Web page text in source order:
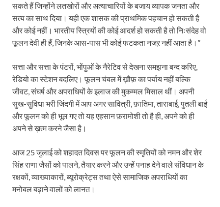
सकते हैं जिन्होंने लतखोरों और अत्याचारियों के बजाय व्यापक जनता और
सत्य का साथ दिया। यही एक शासक की प्राथमिक पहचान हो सकती है
और कोई नहीं। भारतीय स्त्रियों की कोई आदर्श हो सकती है तो निःसंदेह वो
फूलन देवी ही हैं, जिनके आस-पास भी कोई फटकता नजऱ नहीं आता है।”
सत्ता और सत्ता के पंटरों, भोंपुओं के नैरेटिव से देखना समझना बन्द करिए,
रेडियो का स्टेशन बदलिए। फूलन चंबल में ख़ौफ़ का पर्याय नहीं बल्कि
जीवट, संघर्ष और अपराधियों के इलाज की मुकम्मल मिसाल थीं। अपनी
सुख-सुविधा भरी जिंदगी में आप अगर सावित्री, फ़ातिमा, ताराबाई, पुतली बाई
और फूलन को ही भूल गए तो यह एहसान फ़रामोशी तो है ही, अपने को ही
अपने से ख़त्म करने जैसा है।
आज 25 जुलाई को शहादत दिवस पर फूलन की स्मृतियों को नमन और शेर
सिंह राणा जैसों को पालने, तैयार करने और उन्हें पनाह देने वाले संविधान के
रक्षकों, व्याख्याकारों, ब्यूरोक्रेट्स तथा ऐसे सामाजिक अपराधियों का
मनोबल बढ़ाने वालों को लानत।